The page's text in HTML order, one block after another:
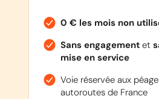
0 € les mois non
Sans engagementet
mise en service
Voie réservée aux
autoroutes de France